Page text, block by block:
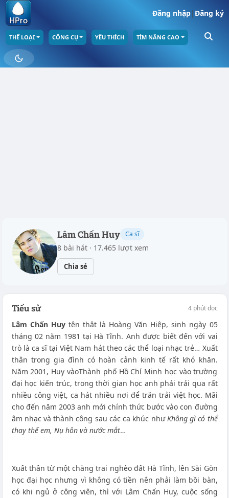
Đăng nhập|Đăng ký
THỂ LOẠI CÔNG CỤ YÊU THÍCH TÌM NÂNG CAO
Lâm Chấn Huy Ca sĩ
8 bài hát · 17.465 lượt xem
Chia sẻ
Tiểu sử 4 phút đọc
Lâm Chấn Huytên thật là Hoàng Văn Hiệp, sinh ngày 05
tháng 02 năm 1981 tại Hà Tĩnh. Anh được biết đến với vai
trò là ca sĩtại Việt Nam hát theo các thể loại nhạc trẻ… Xuất
thân trong gia đình có hoàn cảnh kinh tế rất khó khăn.
Năm 2001, Huy vàoThành phố Hồ Chí Minh học vào trường
đại học kiến trúc, trong thời gian học anh phải trải qua rất
nhiều công việt, ca hát nhiều nơi để trăn trải việt học. Mãi
cho đến năm 2003 anh mới chính thức bước vào con đường
âm nhạc và thành công sau các ca khúc nhưKhông gì có thể
thay thế em, Nụ hôn và nước mắt…
Xuất thân từ một chàng trai nghèo đất Hà Tĩnh, lên Sài Gòn
học đại học nhưng vì không có tiền nên phải làm bồi bàn,
có khi ngủ ở công viên, thì với Lâm Chấn Huy, cuộc sống